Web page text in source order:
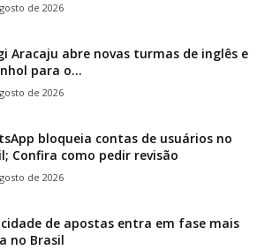
de 2026
Aracaju abre novas turmas de inglês e
para o...
de 2026
bloqueia contas de usuários no
Confira como pedir revisão
de 2026
de apostas entra em fase mais
no Brasil